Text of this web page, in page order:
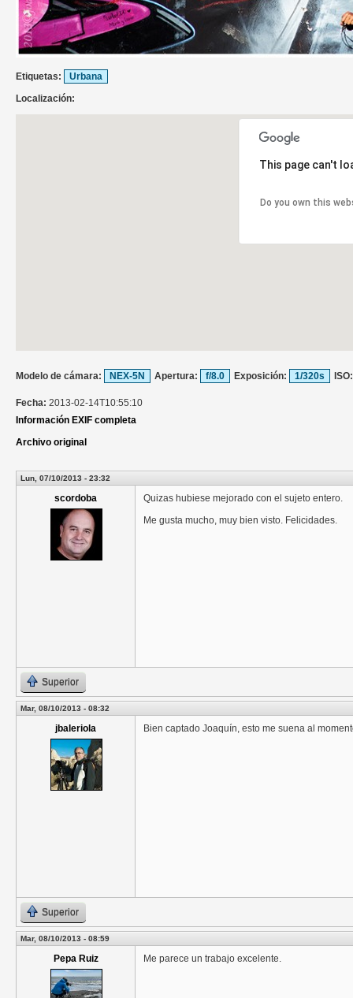
Etiquetas:
Urbana
Localización:
This page can't
Do you own this
Modelo de cámara: NEX-5N Apertura: f/8.0 Exposición: 1/320s
Fecha: 2013-02-14T10:55:10
Información EXIF completa
Archivo original
Lun, 07/10/2013 - 23:32
scordoba
Quizas hubiese mejorado con el sujeto entero.
Me gusta mucho, muy bien visto. Felicidades.
Superior
Mar, 08/10/2013 - 08:32
jbaleriola Bien captado Joaquín, esto me suena al
Superior
Mar, 08/10/2013 - 08:59
Pepa Ruiz Me parece un trabajo excelente.